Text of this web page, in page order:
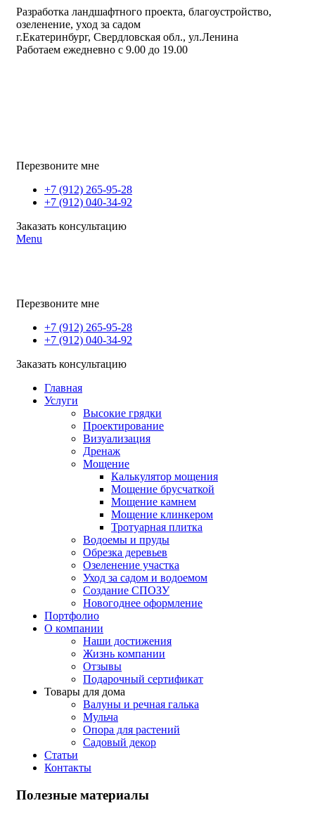
Разработка ландшафтного проекта, благоустройство,
озеленение, уход за садом
г.Екатеринбург, Свердловская обл., ул.Ленина
Работаем ежедневно с 9.00 до 19.00
Перезвоните мне
+7 (912) 265-95-28
+7 (912) 040-34-92
Заказать консультацию
Menu
Перезвоните мне
+7 (912) 265-95-28
+7 (912) 040-34-92
Заказать консультацию
Главная
Услуги
Высокие грядки
Проектирование
Визуализация
Дренаж
Мощение
Калькулятор мощения
Мощение брусчаткой
Мощение камнем
Мощение клинкером
Тротуарная плитка
Водоемы и пруды
Обрезка деревьев
Озеленение участка
Уход за садом и водоемом
Создание СПОЗУ
Новогоднее оформление
Портфолио
О компании
Наши достижения
Жизнь компании
Отзывы
Подарочный сертификат
Товары для дома
Валуны и речная галька
Мульча
Опора для растений
Садовый декор
Статьи
Контакты
Полезные материалы